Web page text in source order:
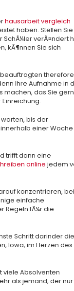
hausarbeit vergleich
haben. Stellen Sie
SchÃ¼ler verÃ¤ndert
kÃ¶nnen Sie sich
therefore
Ihre Aufnahme in
machen, das Sie
bis der
einer Woche
trifft dann eine
online jedem
konzentrieren, bei
einfache
Regeln fÃ¼r die
Schritt darinder die
Iowa, im Herzen des
viele Absolventen
als jemand, der nur